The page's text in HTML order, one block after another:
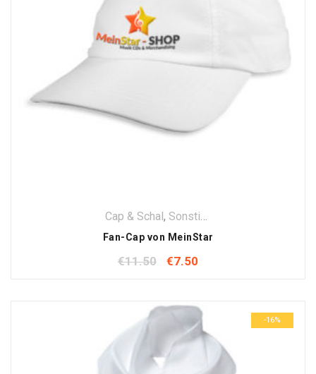
Cap & Schal, Sonstige Fanartikel
Fan-Cap von MeinStar
€11.50 €7.50
-16%